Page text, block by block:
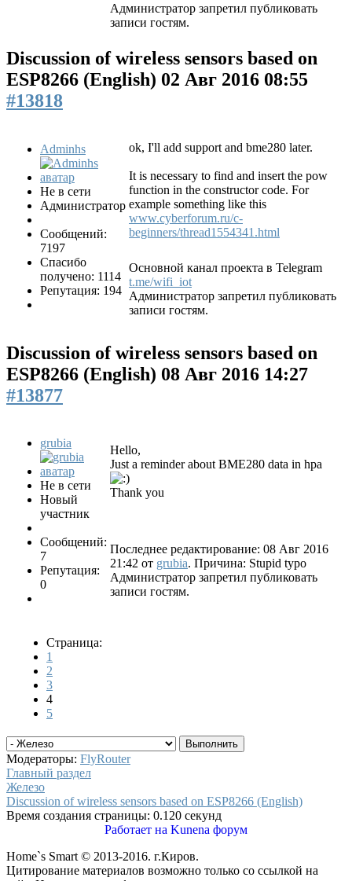
Администратор запретил публиковать
записи гостям.
Discussion of wireless sensors based on
ESP8266 (English) 02 Авг 2016 08:55
#13818
Adminhs
Не в сети
Администратор
Сообщений:
7197
Спасибо
получено: 1114
Репутация: 194
ok, I'll add support and bme280 later.
It is necessary to find and insert the pow
function in the constructor code. For
example something like this
www.cyberforum.ru/c-
beginners/thread1554341.html
Основной канал проекта в Telegram
t.me/wifi_iot
Администратор запретил публиковать
записи гостям.
Discussion of wireless sensors based on
ESP8266 (English) 08 Авг 2016 14:27
#13877
grubia
Не в сети
Новый
участник
Сообщений:
7
Репутация:
0
Hello,
Just a reminder about BME280 data in hpa
Thank you
Последнее редактирование: 08 Авг 2016
21:42 от grubia. Причина: Stupid typo
Администратор запретил публиковать
записи гостям.
Страница:
1
2
3
4
5
Модераторы: FlyRouter
Главный раздел
Железо
Discussion of wireless sensors based on ESP8266 (English)
Время создания страницы: 0.120 секунд
Работает на Kunena форум
Home`s Smart © 2013-2016. г.Киров.
Цитирование материалов возможно только со ссылкой на